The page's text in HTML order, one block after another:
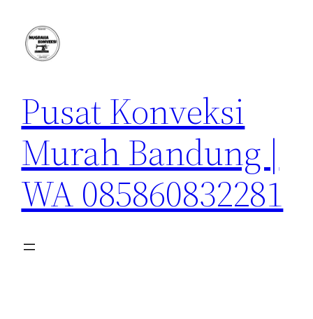
konten
Pusat Konveksi
Murah Bandung |
WA 085860832281